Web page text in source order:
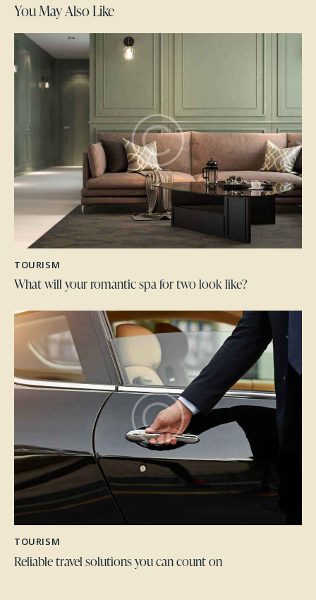
You May Also Like
TOURISM
What will your romantic spa for two look like?
TOURISM
Reliable travel solutions you can count on